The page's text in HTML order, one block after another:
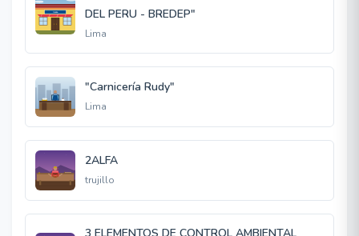
DEL PERU - BREDEP"
Lima
"Carnicería Rudy"
Lima
2ALFA
trujillo